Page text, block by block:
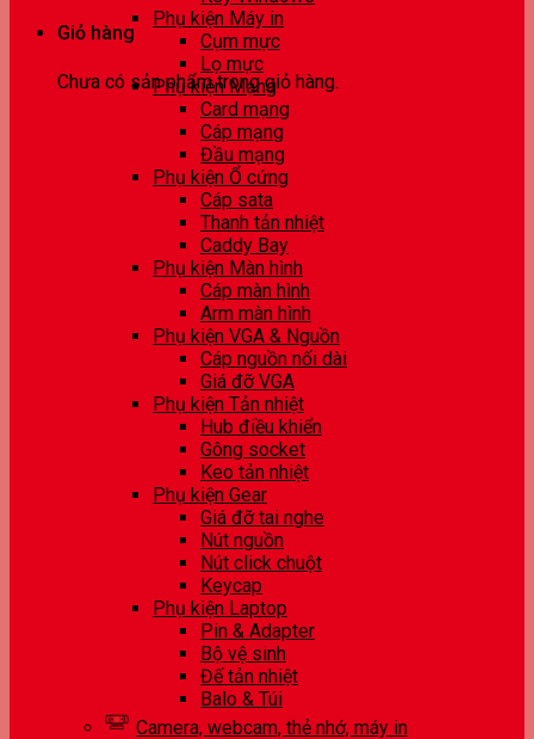
Giỏ hàng
Chưa có sản phẩm trong giỏ hàng.
Phụ kiện Máy in
Cụm mực
Lọ mực
Phụ kiện Mạng
Card mạng
Cáp mạng
Đầu mạng
Phụ kiện Ổ cứng
Cáp sata
Thanh tản nhiệt
Caddy Bay
Phụ kiện Màn hình
Cáp màn hình
Arm màn hình
Phụ kiện VGA & Nguồn
Cáp nguồn nối dài
Giá đỡ VGA
Phụ kiện Tản nhiệt
Hub điều khiển
Gông socket
Keo tản nhiệt
Phụ kiện Gear
Giá đỡ tai nghe
Nút nguồn
Nút click chuột
Keycap
Phụ kiện Laptop
Pin & Adapter
Bộ vệ sinh
Đế tản nhiệt
Balo & Túi
Camera, webcam, thẻ nhớ, máy in